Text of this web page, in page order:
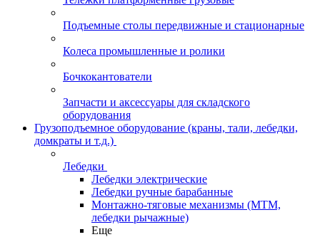
Подъемные столы передвижные и стационарные
Колеса промышленные и ролики
Бочкокантователи
Запчасти и аксессуары для складского
оборудования
Грузоподъемное оборудование (краны, тали, лебедки,
домкраты и т.д.)
Лебедки
Лебедки электрические
Лебедки ручные барабанные
Монтажно-тяговые механизмы (МТМ,
лебедки рычажные)
Еще